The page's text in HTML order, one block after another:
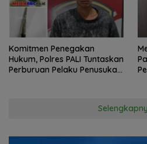
Komitmen Penegakan
Hukum, Polres PALI Tuntaskan
Perburuan Pelaku Penusukan